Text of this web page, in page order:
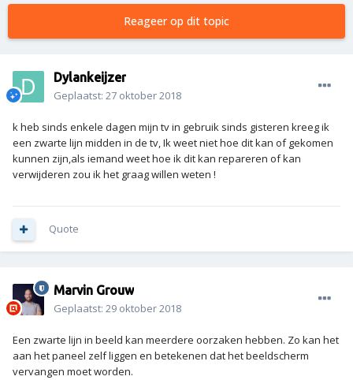
Reageer op dit topic
Dylankeijzer
Geplaatst: 27 oktober 2018
k heb sinds enkele dagen mijn tv in gebruik sinds gisteren kreeg ik
een zwarte lijn midden in de tv, Ik weet niet hoe dit kan of gekomen
kunnen zijn,als iemand weet hoe ik dit kan repareren of kan
verwijderen zou ik het graag willen weten !
Quote
Marvin Grouw
Geplaatst: 29 oktober 2018
Een zwarte lijn in beeld kan meerdere oorzaken hebben. Zo kan het
aan het paneel zelf liggen en betekenen dat het beeldscherm
vervangen moet worden.